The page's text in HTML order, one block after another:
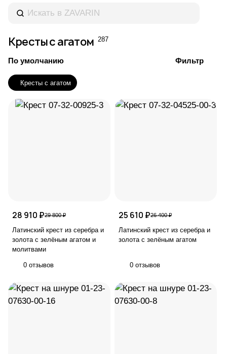
Кресты с агатом 287
По умолчанию Фильтр
Кресты с агатом
28 910 ₽29 800 ₽
Латинский крест из серебра и
золота с зелёным агатом и
молитвами
0 отзывов
25 610 ₽26 400 ₽
Латинский крест из серебра и
золота с зелёным агатом
0 отзывов